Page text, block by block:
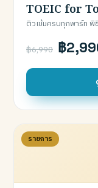
TOEIC for
ติวเข้มครบทุกพาร์ท พิ
฿6,990 ฿
ราชการ